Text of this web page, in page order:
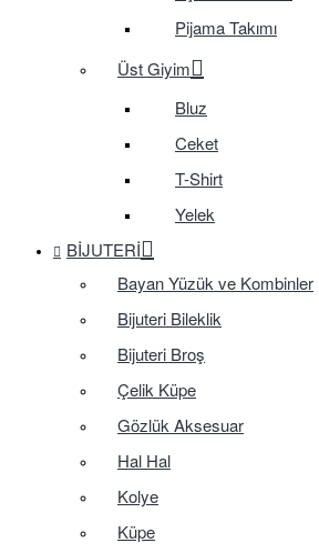
Pijama Takımı
Üst Giyim
Bluz
Ceket
T-Shirt
Yelek
BIJUTERI
Bayan Yüzük ve Kombinler
Bijuteri Bileklik
Bijuteri Broş
Çelik Küpe
Gözlük Aksesuar
Hal Hal
Kolye
Küpe